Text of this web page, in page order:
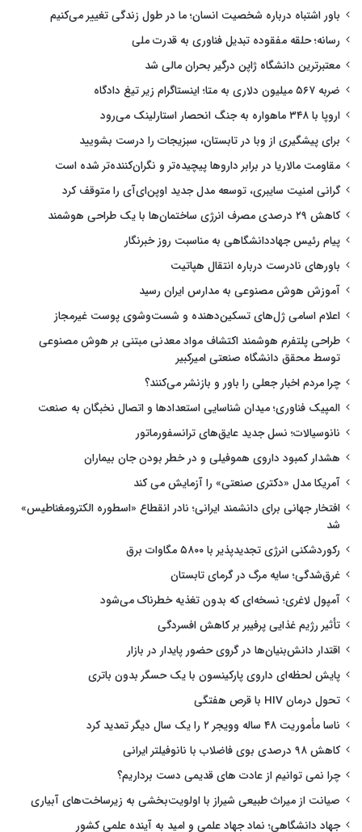
باور اشتباه درباره شخصیت انسان؛ ما در طول زندگی تغییر می‌کنیم
رسانه؛ حلقه مفقوده تبدیل فناوری به قدرت ملی
معتبرترین دانشگاه ژاپن درگیر بحران مالی شد
ضربه ۵۶۷ میلیون دلاری به متا؛ اینستاگرام زیر تیغ دادگاه
اروپا با ۳۴۸ ماهواره به جنگ انحصار استارلینک می‌رود
برای پیشگیری از وبا در تابستان، سبزیجات را درست بشویید
مقاومت مالاریا در برابر داروها پیچیده‌تر و نگران‌کننده‌تر شده است
گرانی امنیت سایبری، توسعه مدل جدید اوپن‌ای‌آی را متوقف کرد
کاهش ۲۹ درصدی مصرف انرژی ساختمان‌ها با یک طراحی هوشمند
پیام رئیس جهاددانشگاهی به مناسبت روز خبرنگار
باورهای نادرست درباره انتقال هپاتیت
آموزش هوش مصنوعی به مدارس ایران رسید
اعلام اسامی ژل‌های تسکین‌دهنده و شست‌وشوی پوست غیرمجاز
طراحی پلتفرم هوشمند اکتشاف مواد معدنی مبتنی بر هوش مصنوعی
توسط محقق دانشگاه صنعتی امیرکبیر
چرا مردم اخبار جعلی را باور و بازنشر می‌کنند؟
المپیک فناوری؛ میدان شناسایی استعدادها و اتصال نخبگان به صنعت
نانوسیالات؛ نسل جدید عایق‌های ترانسفورماتور
هشدار کمبود داروی هموفیلی و در خطر بودن جان بیماران
آمریکا مدل «دکتری صنعتی» را آزمایش می کند
افتخار جهانی برای دانشمند ایرانی؛ نادر انقطاع «اسطوره الکترومغناطیس»
شد
رکوردشکنی انرژی تجدیدپذیر با ۵۸۰۰ مگاوات برق
غرق‌شدگی؛ سایه مرگ در گرمای تابستان
آمپول لاغری؛ نسخه‌ای که بدون تغذیه خطرناک می‌شود
تأثیر رژیم غذایی پرفیبر بر کاهش افسردگی
اقتدار دانش‌بنیان‌ها در گروی حضور پایدار در بازار
پایش لحظه‌ای داروی پارکینسون با یک حسگر بدون باتری
تحول درمان HIV با قرص هفتگی
ناسا مأموریت ۴۸ ساله وویجر ۲ را یک سال دیگر تمدید کرد
کاهش ۹۸ درصدی بوی فاضلاب با نانوفیلتر ایرانی
چرا نمی توانیم از عادت های قدیمی دست برداریم؟
صیانت از میراث طبیعی شیراز با اولویت‌بخشی به زیرساخت‌های آبیاری
جهاد دانشگاهی؛ نماد جهاد علمی و امید به آینده علمی کشور